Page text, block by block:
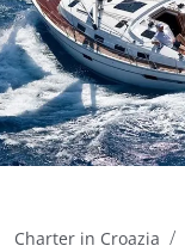
Charter in Croazia